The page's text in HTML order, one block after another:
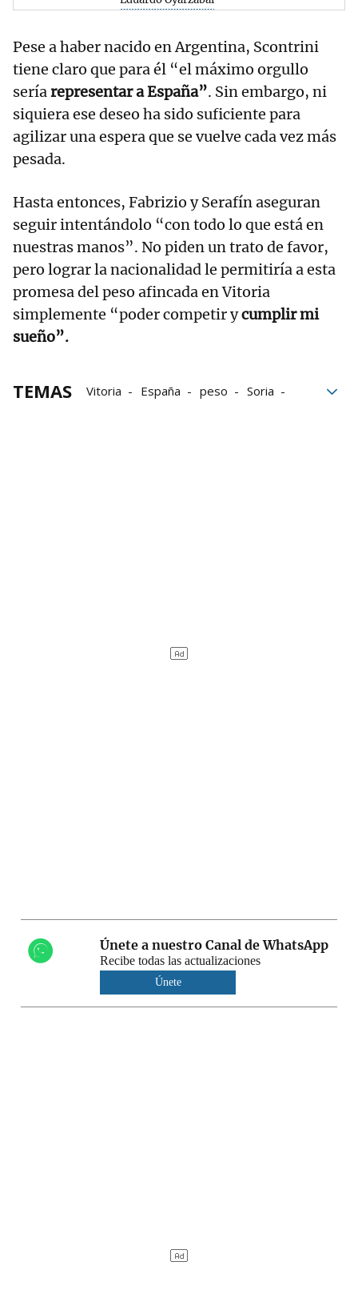
Pese a haber nacido en Argentina, Scontrini
tiene claro que para él “el máximo orgullo
seríarepresentar a España”. Sin embargo, ni
siquiera ese deseo ha sido suficiente para
agilizar una espera que se vuelve cada vez más
pesada.
Hasta entonces, Fabrizio y Serafín aseguran
seguir intentándolo “con todo lo que está en
nuestras manos”. No piden un trato de favor,
pero lograr la nacionalidad le permitiría a esta
promesa del peso afincada en Vitoria
simplemente “poder competir ycumplir mi
sueño”.
TEMAS Vitoria España peso
Soria
Únete a nuestro Canal de WhatsApp
Recibe todas las actualizaciones
Únete